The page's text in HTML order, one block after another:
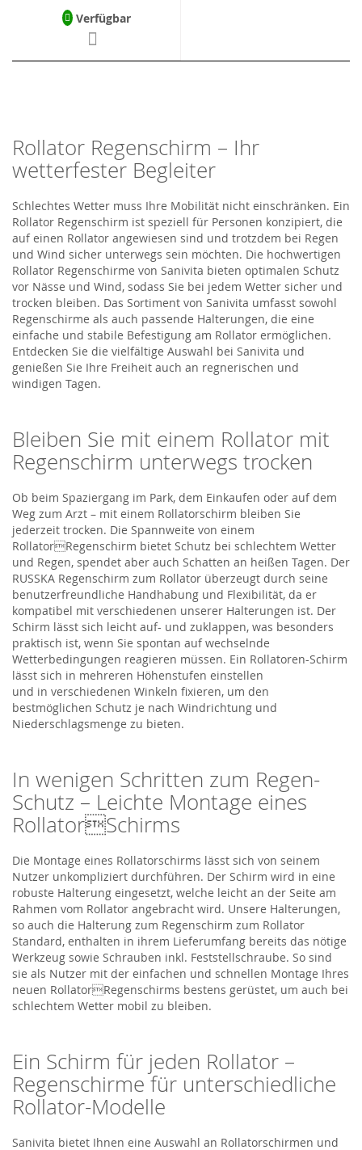
Verfügbar
Rollator Regenschirm – Ihr
wetterfester Begleiter
Schlechtes Wetter muss Ihre Mobilität nicht einschränken. Ein
Rollator Regenschirm ist speziell für Personen konzipiert, die
auf einen Rollator angewiesen sind und trotzdem bei Regen
und Wind sicher unterwegs sein möchten. Die hochwertigen
Rollator Regenschirme von Sanivita bieten optimalen Schutz
vor Nässe und Wind, sodass Sie bei jedem Wetter sicher und
trocken bleiben. Das Sortiment von Sanivita umfasst sowohl
Regenschirme als auch passende Halterungen, die eine
einfache und stabile Befestigung am Rollator ermöglichen.
Entdecken Sie die vielfältige Auswahl bei Sanivita und
genießen Sie Ihre Freiheit auch an regnerischen und
windigen Tagen.
Bleiben Sie mit einem Rollator mit
Regenschirm unterwegs trocken
Ob beim Spaziergang im Park, dem Einkaufen oder auf dem
Weg zum Arzt – mit einem Rollatorschirm bleiben Sie
jederzeit trocken. Die Spannweite von einem
RollatorRegenschirm bietet Schutz bei schlechtem Wetter
und Regen, spendet aber auch Schatten an heißen Tagen. Der
RUSSKA Regenschirm zum Rollator überzeugt durch seine
benutzerfreundliche Handhabung und Flexibilität, da er
kompatibel mit verschiedenen unserer Halterungen ist. Der
Schirm lässt sich leicht auf- und zuklappen, was besonders
praktisch ist, wenn Sie spontan auf wechselnde
Wetterbedingungen reagieren müssen. Ein Rollatoren-Schirm
lässt sich in mehreren Höhenstufen einstellen
und in verschiedenen Winkeln fixieren, um den
bestmöglichen Schutz je nach Windrichtung und
Niederschlagsmenge zu bieten.
In wenigen Schritten zum Regen-
Schutz – Leichte Montage eines
RollatorSchirms
Die Montage eines Rollatorschirms lässt sich von seinem
Nutzer unkompliziert durchführen. Der Schirm wird in eine
robuste Halterung eingesetzt, welche leicht an der Seite am
Rahmen vom Rollator angebracht wird. Unsere Halterungen,
so auch die Halterung zum Regenschirm zum Rollator
Standard, enthalten in ihrem Lieferumfang bereits das nötige
Werkzeug sowie Schrauben inkl. Feststellschraube. So sind
sie als Nutzer mit der einfachen und schnellen Montage Ihres
neuen RollatorRegenschirms bestens gerüstet, um auch bei
schlechtem Wetter mobil zu bleiben.
Ein Schirm für jeden Rollator –
Regenschirme für unterschiedliche
Rollator-Modelle
Sanivita bietet Ihnen eine Auswahl an Rollatorschirmen und